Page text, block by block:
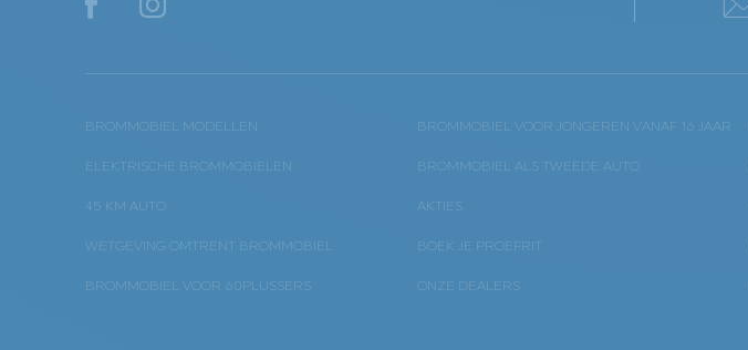
YouTube
BROMMOBIEL MODELLEN
ELEKTRISCHE BROMMOBIELEN
45 KM AUTO
WETGEVING OMTRENT BROMMOBIEL
BROMMOBIEL VOOR 60PLUSSERS
BROMMOBIEL VOOR JONGEREN VANAF 16 JAAR
BROMMOBIEL ALS TWEEDE AUTO
AKTIES
BOEK JE PROEFRIT
ONZE DEALERS